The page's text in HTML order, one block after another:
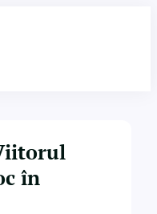
în